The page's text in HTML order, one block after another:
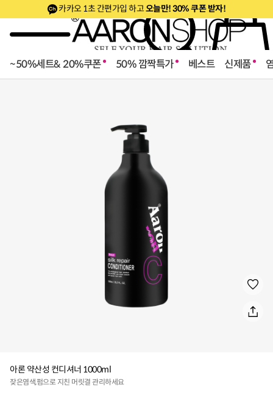
만! 30% 쿠폰 받자! 카카오 1초 간편가입 하고
~50%세트& 20%쿠폰 50% 깜짝특가 베스트 신제품
아론 약산성 컨디셔너 1000ml
잦은염색,펌으로 지친 머릿결 관리하세요